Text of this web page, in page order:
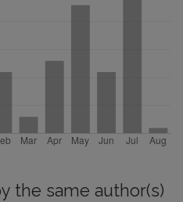
the same author(s)